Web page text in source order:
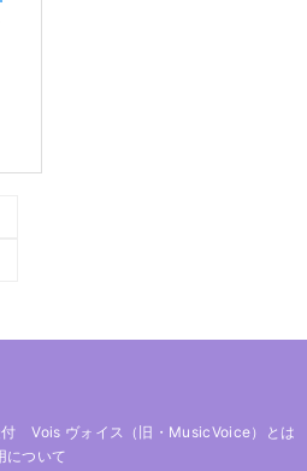
Vois ヴォイス（旧・MusicVoice）とは
について